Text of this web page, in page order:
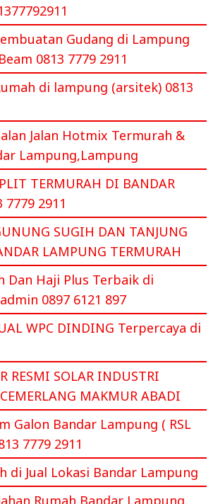
Gudang di Lampung
0813 7779 2911
di lampung (arsitek) 0813
Jalan Hotmix Termurah &
Lampung,Lampung
TERMURAH DI BANDAR
7779 2911
SUGIH DAN TANJUNG
LAMPUNG TERMURAH
Dan Haji Plus Terbaik di
0897 6121 897
WPC DINDING Terpercaya di
RESMI SOLAR INDUSTRI
MAKMUR ABADI
Galon Bandar Lampung ( RSL
7779 2911
di Jual Lokasi Bandar Lampung
Rumah Bandar Lampung,